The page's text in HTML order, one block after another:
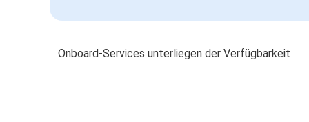
Onboard-Services unterliegen der Verfügbarkeit